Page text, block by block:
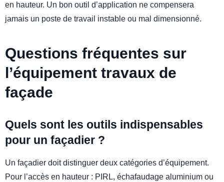
en hauteur. Un bon outil d’application ne compensera
jamais un poste de travail instable ou mal dimensionné.
Questions fréquentes sur
l’équipement travaux de
façade
Quels sont les outils indispensables
pour un façadier ?
Un façadier doit distinguer deux catégories d’équipement.
Pour l’accès en hauteur : PIRL, échafaudage aluminium ou